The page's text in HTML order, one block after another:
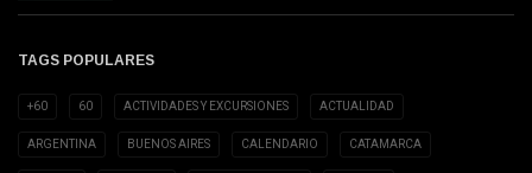
TAGS POPULARES
+60 60 ACTIVIDADES Y EXCURSIONES ACTUALIDAD
ARGENTINA BUENOS AIRES CALENDARIO CATAMARCA